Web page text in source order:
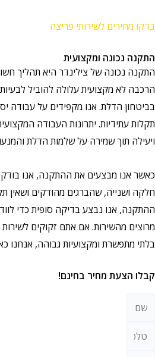
לשירותי פריצה
נכונה ומקצועית
נכונה של צילינדר היא תהליך חשוב
לא מקצועית עלולה להוביל לבעיות
הדלת. אנו מקפידים על עבודה יסודית
עתידיות. יתרונות העבודה המקצועית
תוך שמירה על שלמות הדלת והמנעול,
מבצעים את ההתקנה, אנו בודקים
שהברגים מהודקים ושאין תקלות
אנו נבצע בדיקה סופית כדי לוודא
מהשירות. אם אתם זקוקים לשירות
ומקצועיות גבוהה, אנחנו כאן
מחיר בחינם!